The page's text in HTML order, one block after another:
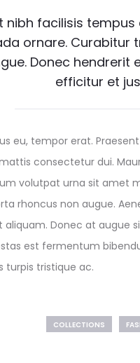
nibh facilisis
ornare. Curabitur
Donec
efficitur et
eu, tempor erat.
consectetur dui.
volutpat urna sit amet
rhoncus non augue.
aliquam. Donec at augue
est fermentum
turpis tristique ac.
COLLECTIONS